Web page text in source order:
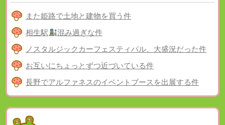
また姫路で土地と建物を買う件
相生駅
混み過ぎな件
ノスタルジックカーフェスティバル、大盛況だった件
お互いにちょっとずつ近づいている件
長野でアルファネスのイベントブースを出展する件